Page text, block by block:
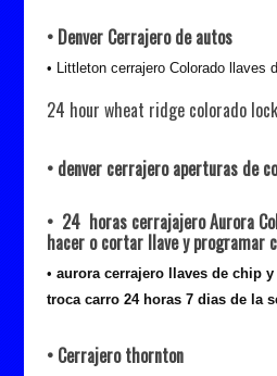
• Denver Cerrajero de autos
• Littleton cerrajero Colorado llaves
24 hour wheat ridge colorado
• denver cerrajero aperturas de
• 24 horas cerrajajero Aurora
hacer o cortar llave y programar
• aurora cerrajero llaves de chip
troca carro 24 horas 7 dias de la
• Cerrajero thornton